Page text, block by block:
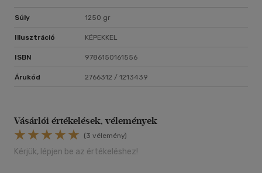
Súly 1250 gr
Illusztráció KÉPEKKEL
ISBN 9786150161556
Árukód 2766312 / 1213439
Vásárlói értékelések, vélemények
(3 vélemény)
Kérjük, lépjen be az értékeléshez!